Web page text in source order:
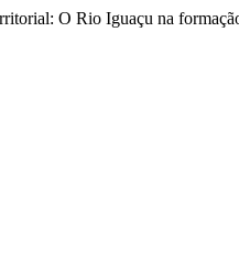
O Rio Iguaçu na